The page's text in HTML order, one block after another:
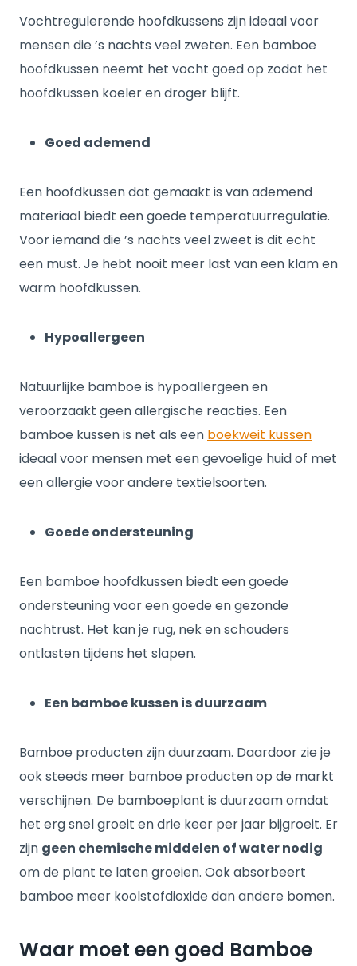
Vochtregulerende hoofdkussens zijn ideaal voor
mensen die ’s nachts veel zweten. Een bamboe
hoofdkussen neemt het vocht goed op zodat het
hoofdkussen koeler en droger blijft.
Goed ademend
Een hoofdkussen dat gemaakt is van ademend
materiaal biedt een goede temperatuurregulatie.
Voor iemand die ’s nachts veel zweet is dit echt
een must. Je hebt nooit meer last van een klam en
warm hoofdkussen.
Hypoallergeen
Natuurlijke bamboe is hypoallergeen en
veroorzaakt geen allergische reacties. Een
bamboe kussen is net als een boekweit kussen
ideaal voor mensen met een gevoelige huid of met
een allergie voor andere textielsoorten.
Goede ondersteuning
Een bamboe hoofdkussen biedt een goede
ondersteuning voor een goede en gezonde
nachtrust. Het kan je rug, nek en schouders
ontlasten tijdens het slapen.
Een bamboe kussen is duurzaam
Bamboe producten zijn duurzaam. Daardoor zie je
ook steeds meer bamboe producten op de markt
verschijnen. De bamboeplant is duurzaam omdat
het erg snel groeit en drie keer per jaar bijgroeit. Er
zijn geen chemische middelen of water nodig
om de plant te laten groeien. Ook absorbeert
bamboe meer koolstofdioxide dan andere bomen.
Waar moet een goed Bamboe